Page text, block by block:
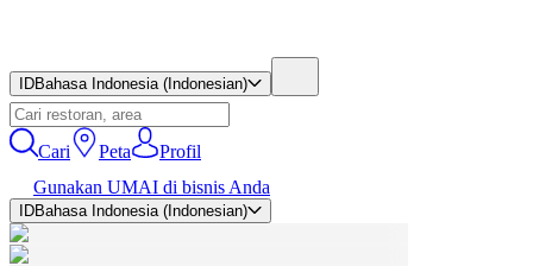
IDBahasa Indonesia (Indonesian)
Cari Peta
Profil
Gunakan UMAI di bisnis Anda
IDBahasa Indonesia (Indonesian)